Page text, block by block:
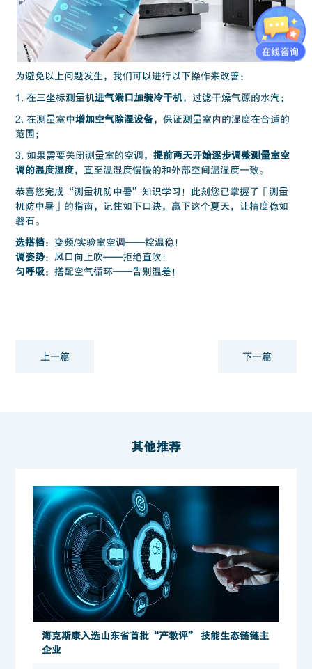
为避免以上问题发生，我们可以进行以下操作来改善：
1. 在三坐标测量机进气端口加装冷干机，过滤干燥气源的水汽；
2. 在测量室中增加空气除湿设备，保证测量室内的湿度在合适的
范围；
3. 如果需要关闭测量室的空调，提前两天开始逐步调整测量室空
调的温度湿度，直至温湿度慢慢的和外部空间温湿度一致。
恭喜您完成“测量机防中暑”知识学习！此刻您已掌握了「测量
机防中暑」的指南，记住如下口诀，赢下这个夏天，让精度稳如
磐石。
选搭档：变频/实验室空调——控温稳！
调姿势：风口向上吹——拒绝直吹！
匀呼吸：搭配空气循环——告别温差！
上一篇 下一篇
其他推荐
海克斯康入选山东省首批“产教评” 技能生态链链主
企业